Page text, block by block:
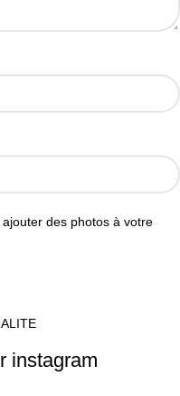
des photos à votre
instagram